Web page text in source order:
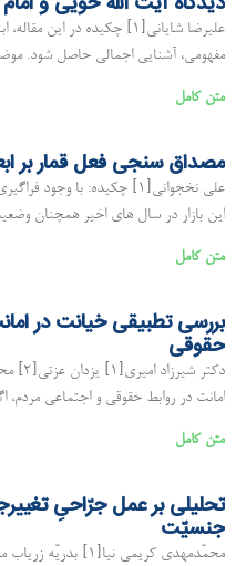
علیرضا شایانی[۱] چکیده در
مفهومی، آشنایی اجمالی حاصل شود.
متن کامل
مصداق سنجی فعل قمار بر
علی نخجوانی[۱] چکیده: با
این بازار در سال های اخیر همچنان
متن کامل
بررسی تطبیقی خیانت در
حقوقی
امانت در روابط حقوقی و اجتماعی مردم،
متن کامل
تحلیلی بر عمل جرّاحیِ
جنسیّت